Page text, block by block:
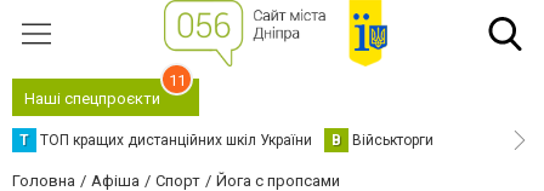
Наші спецпроєкти
11
Т ТОП кращих дистанційних шкіл України В Військторги
Головна Афіша Спорт Йога с пропсами